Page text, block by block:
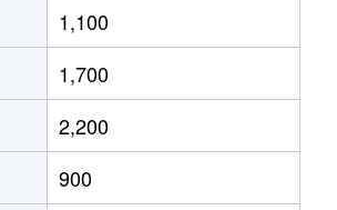
1,100
1,700
2,200
900